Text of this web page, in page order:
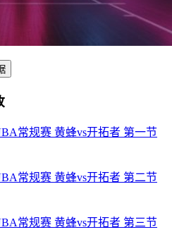
常规赛 黄蜂vs开拓者 第一节
常规赛 黄蜂vs开拓者 第二节
常规赛 黄蜂vs开拓者 第三节